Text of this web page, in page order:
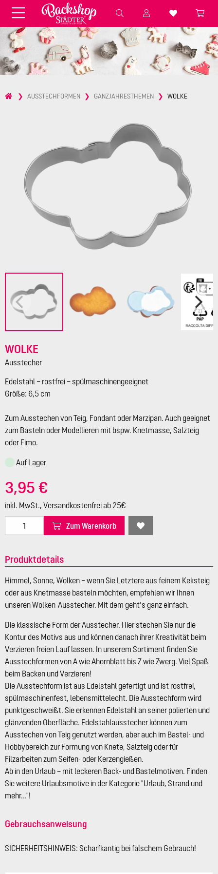
Aufbewahren
Fondant & Zubehör Speisefarben
Tortenunterlagen &
Kerzen
Pralinenkapseln Geschenktüten
Vorspeisen & Desserts
Pasteten- &
Terrinenformen
Backzutaten Küchenhelfer
Nudel- &
Spätzleherstellung
STÄDTER fresh&cool
AUSSTECHFORMEN GANZJAHRESTHEMEN WOLKE
WOLKE
Ausstecher
Edelstahl – rostfrei – spülmaschinengeeignet
Größe: 6,5 cm
Zum Ausstechen von Teig, Fondant oder Marzipan. Auch geeignet
zum Basteln oder Modellieren mit bspw. Knetmasse, Salzteig
oder Fimo.
Auf Lager
3,95 €
inkl. MwSt., Versandkostenfrei ab 25€
Zum Warenkorb
Produktdetails
Himmel, Sonne, Wolken – wenn Sie Letztere aus feinem Keksteig
oder aus Knetmasse basteln möchten, empfehlen wir Ihnen
unseren Wolken-Ausstecher. Mit dem geht’s ganz einfach.
Die klassische Form der Ausstecher. Hier stechen Sie nur die
Kontur des Motivs aus und können danach ihrer Kreativität beim
Verzieren freien Lauf lassen. In unserem Sortiment finden Sie
Ausstechformen von A wie Ahornblatt bis Z wie Zwerg. Viel Spaß
beim Backen und Verzieren!
Die Ausstechform ist aus Edelstahl gefertigt und ist rostfrei,
spülmaschinenfest, lebensmittelecht. Die Ausstechform wird
punktgeschweißt. Sie erkennen Edelstahl an seiner polierten und
glänzenden Oberfläche. Edelstahlausstecher können zum
Ausstechen von Teig genutzt werden, aber auch im Bastel- und
Hobbybereich zur Formung von Knete, Salzteig oder für
Filzarbeiten zum Seifen- oder Kerzengießen.
Ab in den Urlaub – mit leckeren Back- und Bastelmotiven. Finden
Sie weitere Urlaubsmotive in der Kategorie "Urlaub, Strand und
mehr..."!
Gebrauchsanweisung
SICHERHEITSHINWEIS: Scharfkantig bei falschem Gebrauch!